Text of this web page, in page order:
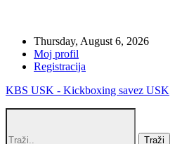
Thursday, August 6, 2026
Moj profil
Registracija
KBS USK - Kickboxing savez USK